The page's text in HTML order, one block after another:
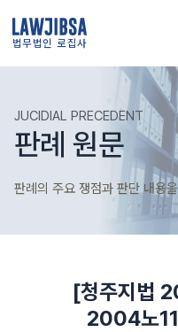
법무법인 로집사
JUCIDIAL PRECEDENT
판례 원문
판례의 주요 쟁점과 판단 내용
[청주지법
2004노